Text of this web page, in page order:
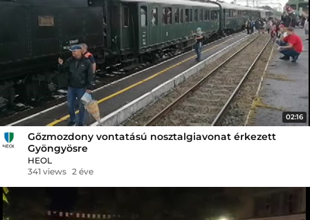
02:16
Gőzmozdony vontatású nosztalgiavonat érkezett
Gyöngyösre
HEOL
341 views 2 éve